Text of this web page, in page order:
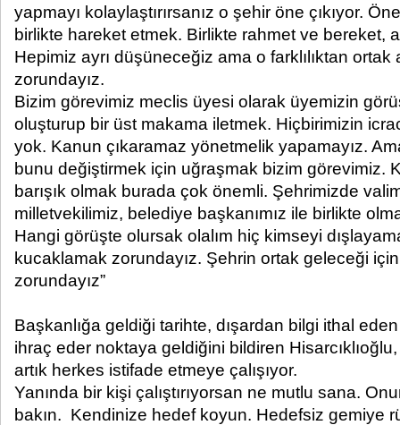
yapmayı kolaylaştırırsanız o şehir öne çıkıyor.
birlikte hareket etmek. Birlikte rahmet ve bereket,
Hepimiz ayrı düşüneceğiz ama o farklılıktan ortak
zorundayız.
Bizim görevimiz meclis üyesi olarak üyemizin
oluşturup bir üst makama iletmek. Hiçbirimizin
yok. Kanun çıkaramaz yönetmelik yapamayız.
bunu değiştirmek için uğraşmak bizim görevimiz.
barışık olmak burada çok önemli. Şehrimizde
milletvekilimiz, belediye başkanımız ile birlikte
Hangi görüşte olursak olalım hiç kimseyi
kucaklamak zorundayız. Şehrin ortak geleceği
zorundayız”
Başkanlığa geldiği tarihte, dışardan bilgi ithal
ihraç eder noktaya geldiğini bildiren
artık herkes istifade etmeye çalışıyor.
Yanında bir kişi çalıştırıyorsan ne mutlu sana.
bakın. Kendinize hedef koyun. Hedefsiz gemiye